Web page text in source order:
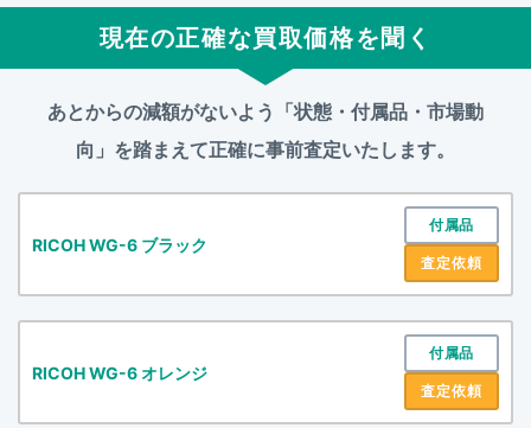
現在の正確な買取価格を聞く
あとからの減額がないよう「状態・付属品・市場動
向」を踏まえて正確に事前査定いたします。
RICOH WG-6 ブラック
付属品
査定依頼
RICOH WG-6 オレンジ
付属品
査定依頼